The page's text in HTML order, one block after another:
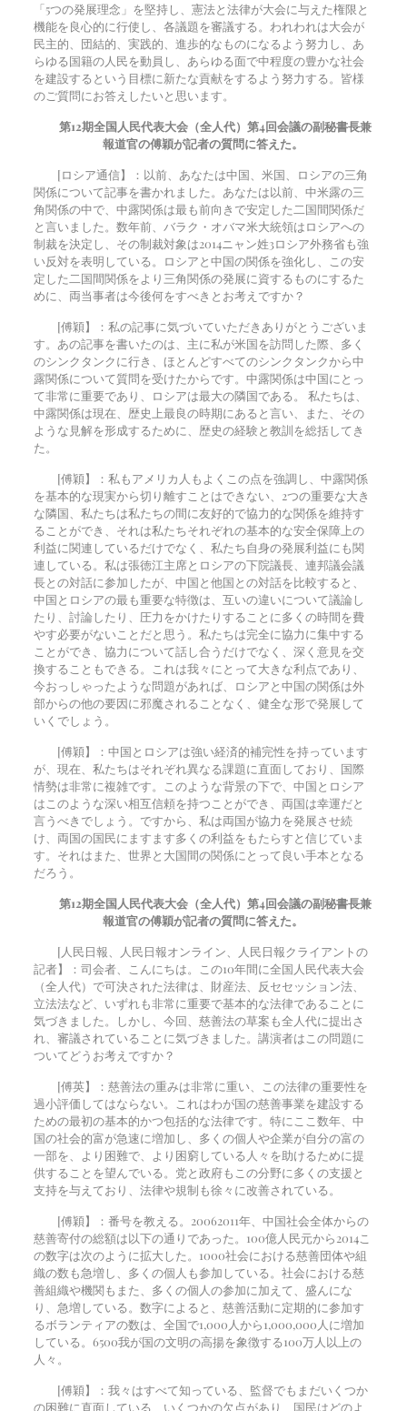
「5つの発展理念」を堅持し、憲法と法律が大会に与えた権限と
機能を良心的に行使し、各議題を審議する。われわれは大会が
民主的、団結的、実践的、進歩的なものになるよう努力し、あ
らゆる国籍の人民を動員し、あらゆる面で中程度の豊かな社会
を建設するという目標に新たな貢献をするよう努力する。皆様
のご質問にお答えしたいと思います。
第12期全国人民代表大会（全人代）第4回会議の副秘書長兼
報道官の傅穎が記者の質問に答えた。
[ロシア通信】：以前、あなたは中国、米国、ロシアの三角
関係について記事を書かれました。あなたは以前、中米露の三
角関係の中で、中露関係は最も前向きで安定した二国間関係だ
と言いました。数年前、バラク・オバマ米大統領はロシアへの
制裁を決定し、その制裁対象は2014ニャン姓3ロシア外務省も強
い反対を表明している。ロシアと中国の関係を強化し、この安
定した二国間関係をより三角関係の発展に資するものにするた
めに、両当事者は今後何をすべきとお考えですか？
[傅穎】：私の記事に気づいていただきありがとうございま
す。あの記事を書いたのは、主に私が米国を訪問した際、多く
のシンクタンクに行き、ほとんどすべてのシンクタンクから中
露関係について質問を受けたからです。中露関係は中国にとっ
て非常に重要であり、ロシアは最大の隣国である。 私たちは、
中露関係は現在、歴史上最良の時期にあると言い、また、その
ような見解を形成するために、歴史の経験と教訓を総括してき
た。
[傅穎】：私もアメリカ人もよくこの点を強調し、中露関係
を基本的な現実から切り離すことはできない、2つの重要な大き
な隣国、私たちは私たちの間に友好的で協力的な関係を維持す
ることができ、それは私たちそれぞれの基本的な安全保障上の
利益に関連しているだけでなく、私たち自身の発展利益にも関
連している。私は張徳江主席とロシアの下院議長、連邦議会議
長との対話に参加したが、中国と他国との対話を比較すると、
中国とロシアの最も重要な特徴は、互いの違いについて議論し
たり、討論したり、圧力をかけたりすることに多くの時間を費
やす必要がないことだと思う。私たちは完全に協力に集中する
ことができ、協力について話し合うだけでなく、深く意見を交
換することもできる。これは我々にとって大きな利点であり、
今おっしゃったような問題があれば、ロシアと中国の関係は外
部からの他の要因に邪魔されることなく、健全な形で発展して
いくでしょう。
[傅穎】：中国とロシアは強い経済的補完性を持っています
が、現在、私たちはそれぞれ異なる課題に直面しており、国際
情勢は非常に複雑です。このような背景の下で、中国とロシア
はこのような深い相互信頼を持つことができ、両国は幸運だと
言うべきでしょう。ですから、私は両国が協力を発展させ続
け、両国の国民にますます多くの利益をもたらすと信じていま
す。それはまた、世界と大国間の関係にとって良い手本となる
だろう。
第12期全国人民代表大会（全人代）第4回会議の副秘書長兼
報道官の傅穎が記者の質問に答えた。
[人民日報、人民日報オンライン、人民日報クライアントの
記者】：司会者、こんにちは。この10年間に全国人民代表大会
（全人代）で可決された法律は、財産法、反セセッション法、
立法法など、いずれも非常に重要で基本的な法律であることに
気づきました。しかし、今回、慈善法の草案も全人代に提出さ
れ、審議されていることに気づきました。講演者はこの問題に
ついてどうお考えですか？
[傅英】：慈善法の重みは非常に重い、この法律の重要性を
過小評価してはならない。これはわが国の慈善事業を建設する
ための最初の基本的かつ包括的な法律です。特にここ数年、中
国の社会的富が急速に増加し、多くの個人や企業が自分の富の
一部を、より困難で、より困窮している人々を助けるために提
供することを望んでいる。党と政府もこの分野に多くの支援と
支持を与えており、法律や規制も徐々に改善されている。
[傅穎】：番号を教える。 20062011年、中国社会全体からの
慈善寄付の総額は以下の通りであった。 100億人民元から2014こ
の数字は次のように拡大した。 1000社会における慈善団体や組
織の数も急増し、多くの個人も参加している。社会における慈
善組織や機関もまた、多くの個人の参加に加えて、盛んにな
り、急増している。数字によると、慈善活動に定期的に参加す
るボランティアの数は、全国で1,000人から1,000,000人に増加
している。 6500我が国の文明の高揚を象徴する100万人以上の
人々。
[傅穎】：我々はすべて知っている、監督でもまだいくつか
の困難に直面している、いくつかの欠点があり、国民はどのよ